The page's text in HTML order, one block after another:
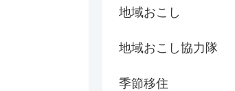
地域おこし
地域おこし協力隊
季節移住